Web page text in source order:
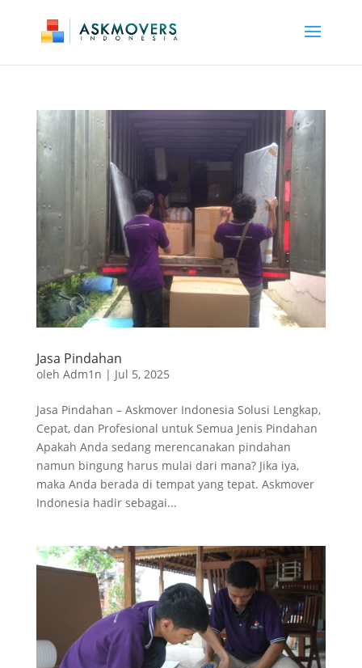
Jasa Pindahan
oleh Adm1n | Jul 5, 2025
Jasa Pindahan – Askmover Indonesia Solusi Lengkap,
Cepat, dan Profesional untuk Semua Jenis Pindahan
Apakah Anda sedang merencanakan pindahan
namun bingung harus mulai dari mana? Jika iya,
maka Anda berada di tempat yang tepat. Askmover
Indonesia hadir sebagai...